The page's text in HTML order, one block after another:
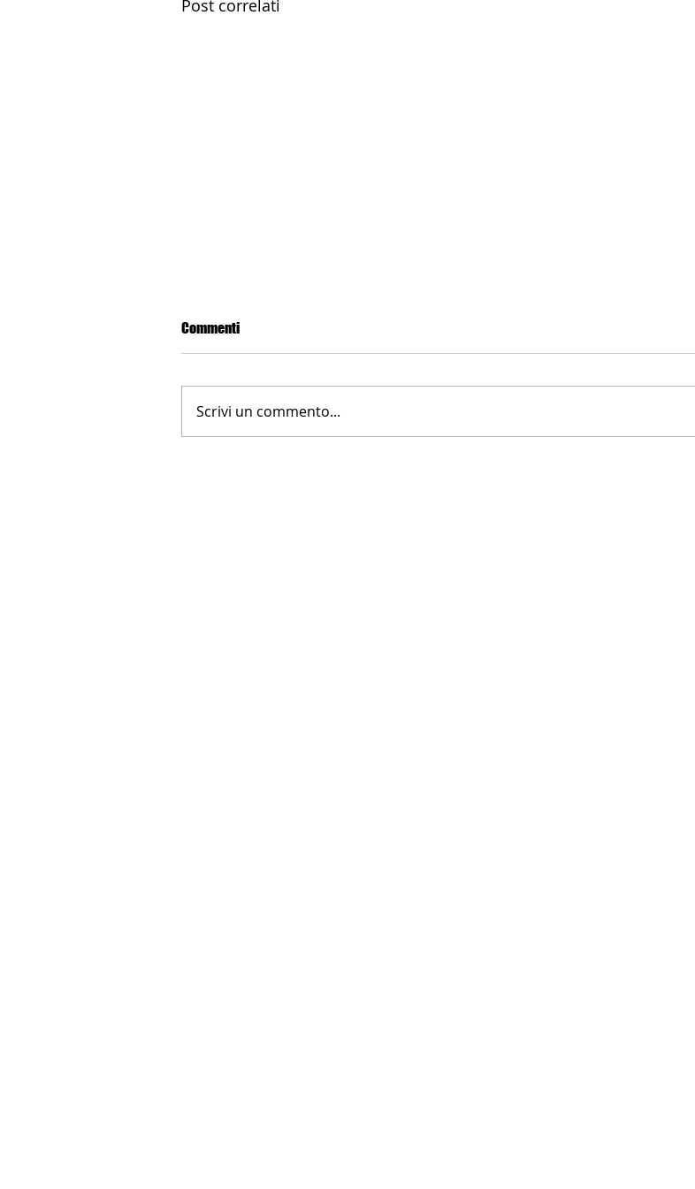
Post correlati
LA NUOVA FARNESINA
Commenti
Scrivi un commento...